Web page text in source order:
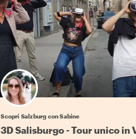
Scopri Salzburg con Sabine
3D Salisburgo - Tour unico in